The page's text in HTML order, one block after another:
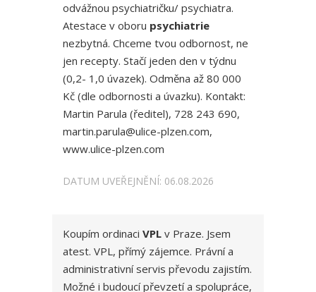
odvážnou psychiatričku/ psychiatra.
Atestace v oboru psychiatrie
nezbytná. Chceme tvou odbornost, ne
jen recepty. Stačí jeden den v týdnu
(0,2- 1,0 úvazek). Odměna až 80 000
Kč (dle odbornosti a úvazku). Kontakt:
Martin Parula (ředitel), 728 243 690,
martin.parula@ulice-plzen.com,
www.ulice-plzen.com
DATUM UVEŘEJNĚNÍ: 06.08.2026
Koupím ordinaci VPL v Praze. Jsem
atest. VPL, přímý zájemce. Právní a
administrativní servis převodu zajistím.
Možné i budoucí převzetí a spolupráce,